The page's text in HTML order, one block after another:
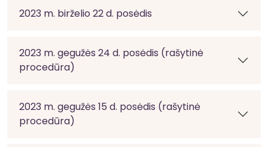
2023 m. birželio 22 d. posėdis
2023 m. gegužės 24 d. posėdis (rašytinė
procedūra)
2023 m. gegužės 15 d. posėdis (rašytinė
procedūra)